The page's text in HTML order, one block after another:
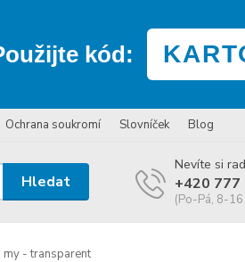
kód:
Ochrana soukromí Slovníček Blog
Hledat
Nevíte si
+420 777
(Po-Pá, 8-16
- transparent